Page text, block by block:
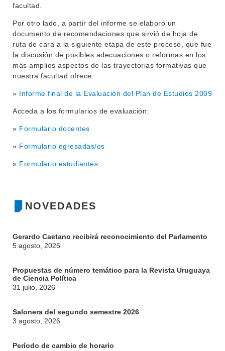
SERVICIOS
LLAMADOS
NOTICIAS
MOVILIDAD ACADÉMICA
BIBLIOTECA
NOVEDADES
Gerardo Caetano recibirá reconocimiento del Parlamento
5 agosto, 2026
Propuestas de número temático para la Revista Uruguaya
de Ciencia Política
31 julio, 2026
Salonera del segundo semestre 2026
3 agosto, 2026
Período de cambio de horario
facultad.
Por otro lado, a partir del informe se elaboró un
documento de recomendaciones que sirvió de hoja de
ruta de cara a la siguiente etapa de este proceso, que fue
la discusión de posibles adecuaciones o reformas en los
más amplios aspectos de las trayectorias formativas que
nuestra facultad ofrece.
» Informe final de la Evaluación del Plan de Estudios 2009
Acceda a los formularios de evaluación:
» Formulario docentes
» Formulario egresadas/os
» Formulario estudiantes